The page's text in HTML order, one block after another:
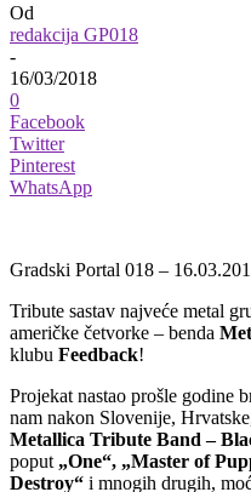
Od
redakcija GP018
-
16/03/2018
0
Facebook
Twitter
Pinterest
WhatsApp
Gradski Portal 018 –
Tribute sastav najveće metal
američke četvorke – benda
klubu Feedback!
Projekat nastao prošle godine
nam nakon Slovenije,
Metallica Tribute Band –
poput „One“, „Master of
Destroy“ i mnogih drugih,